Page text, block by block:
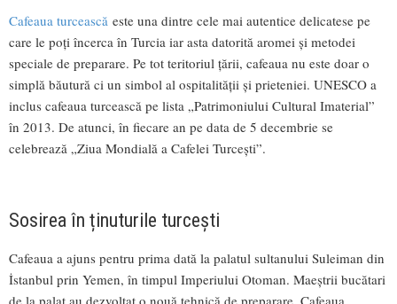
Cafeaua turcească este una dintre cele mai autentice delicatese pe
care le poți încerca în Turcia iar asta datorită aromei și metodei
speciale de preparare. Pe tot teritoriul țării, cafeaua nu este doar o
simplă băutură ci un simbol al ospitalității și prieteniei. UNESCO a
inclus cafeaua turcească pe lista „Patrimoniului Cultural Imaterial”
în 2013. De atunci, în fiecare an pe data de 5 decembrie se
celebrează „Ziua Mondială a Cafelei Turcești”.
Sosirea în ținuturile turcești
Cafeaua a ajuns pentru prima dată la palatul sultanului Suleiman din
İstanbul prin Yemen, în timpul Imperiului Otoman. Maeștrii bucătari